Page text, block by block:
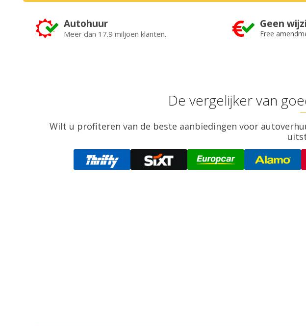
Autohuur
Meer dan 17.9 miljoen klanten.
Geen
Free
De vergelijker van
Wilt u profiteren van de beste aanbiedingen voor